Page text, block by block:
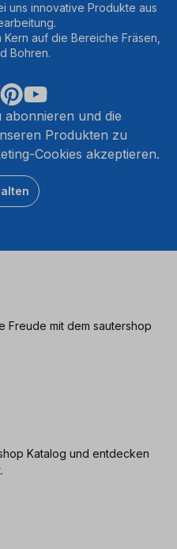
uns innovative Produkte aus
auf die Bereiche Fräsen,
Bohren.
und die
Produkten zu
Cookies akzeptieren.
Freude mit dem sautershop
Katalog und entdecken